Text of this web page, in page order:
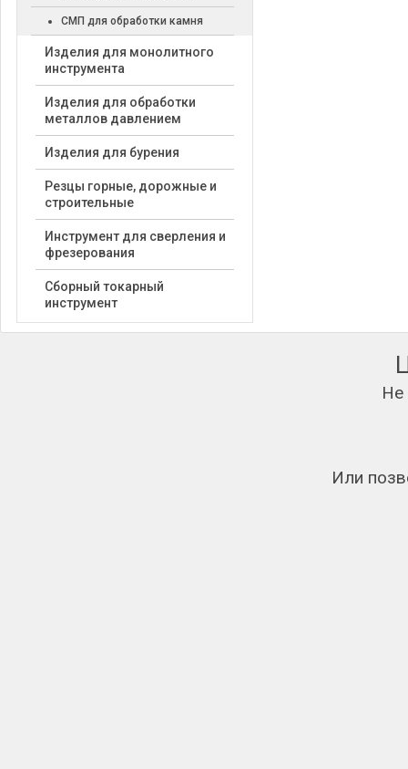
СМП для обработки камня
Изделия для монолитного
инструмента
Изделия для обработки
металлов давлением
Изделия для бурения
Резцы горные, дорожные и
строительные
Инструмент для сверления и
фрезерования
Сборный токарный
инструмент
Не
Или